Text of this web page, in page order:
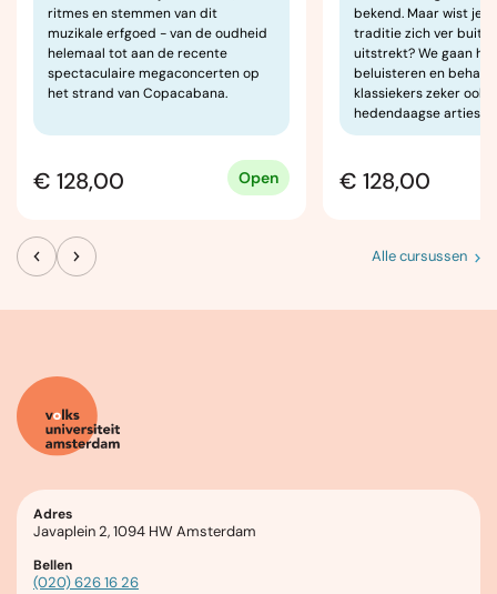
ritmes en stemmen van dit
muzikale erfgoed - van de oudheid
helemaal tot aan de recente
spectaculaire megaconcerten op
het strand van Copacabana.
€ 128,00 Open
bekend. Maar wist je
traditie zich ver
uitstrekt? We gaan
beluisteren en
klassiekers zeker ook
hedendaagse
€ 128,00
Alle cursussen
Adres
Javaplein 2, 1094 HW Amsterdam
Bellen
(020) 626 16 26